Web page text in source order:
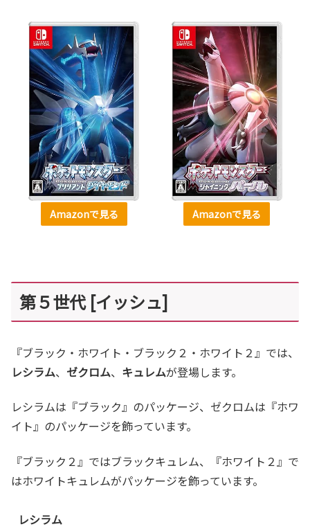
Amazonで見る Amazonで見る
第５世代 [イッシュ]
『ブラック・ホワイト・ブラック２・ホワイト２』では、
レシラム、 ゼクロム、 キュレムが登場します。
レシラムは『ブラック』のパッケージ、ゼクロムは『ホワ
イト』のパッケージを飾っています。
『ブラック２』ではブラックキュレム、『ホワイト２』で
はホワイトキュレムがパッケージを飾っています。
レシラム